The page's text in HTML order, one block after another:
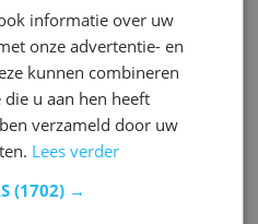
informatie over uw
onze advertentie- en
kunnen combineren
u aan hen heeft
verzameld door uw
Lees verder
(1702) →